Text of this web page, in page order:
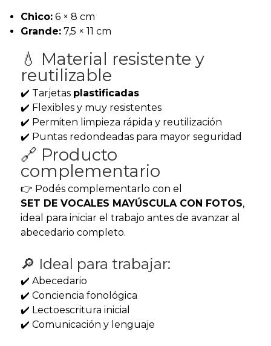
Chico:6 × 8 cm
Grande:7,5 × 11 cm
💧 Material resistente y
reutilizable
✔️ Tarjetas plastificadas
✔️ Flexibles y muy resistentes
✔️ Permiten limpieza rápida y reutilización
✔️ Puntas redondeadas para mayor seguridad
🔗 Producto
complementario
👉 Podés complementarlo con el
SET DE VOCALES MAYÚSCULA CON FOTOS,
ideal para iniciar el trabajo antes de avanzar al
abecedario completo.
🔎 Ideal para trabajar:
✔️ Abecedario
✔️ Conciencia fonológica
✔️ Lectoescritura inicial
✔️ Comunicación y lenguaje